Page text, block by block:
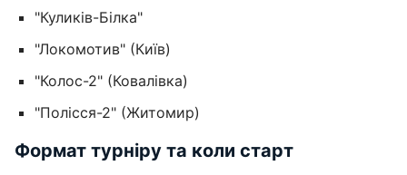
"Куликів-Білка"
"Локомотив" (Київ)
"Колос-2" (Ковалівка)
"Полісся-2" (Житомир)
Формат турніру та коли старт